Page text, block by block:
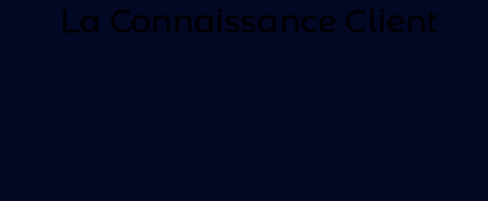
La Connaissance Client
La Connaissance Client